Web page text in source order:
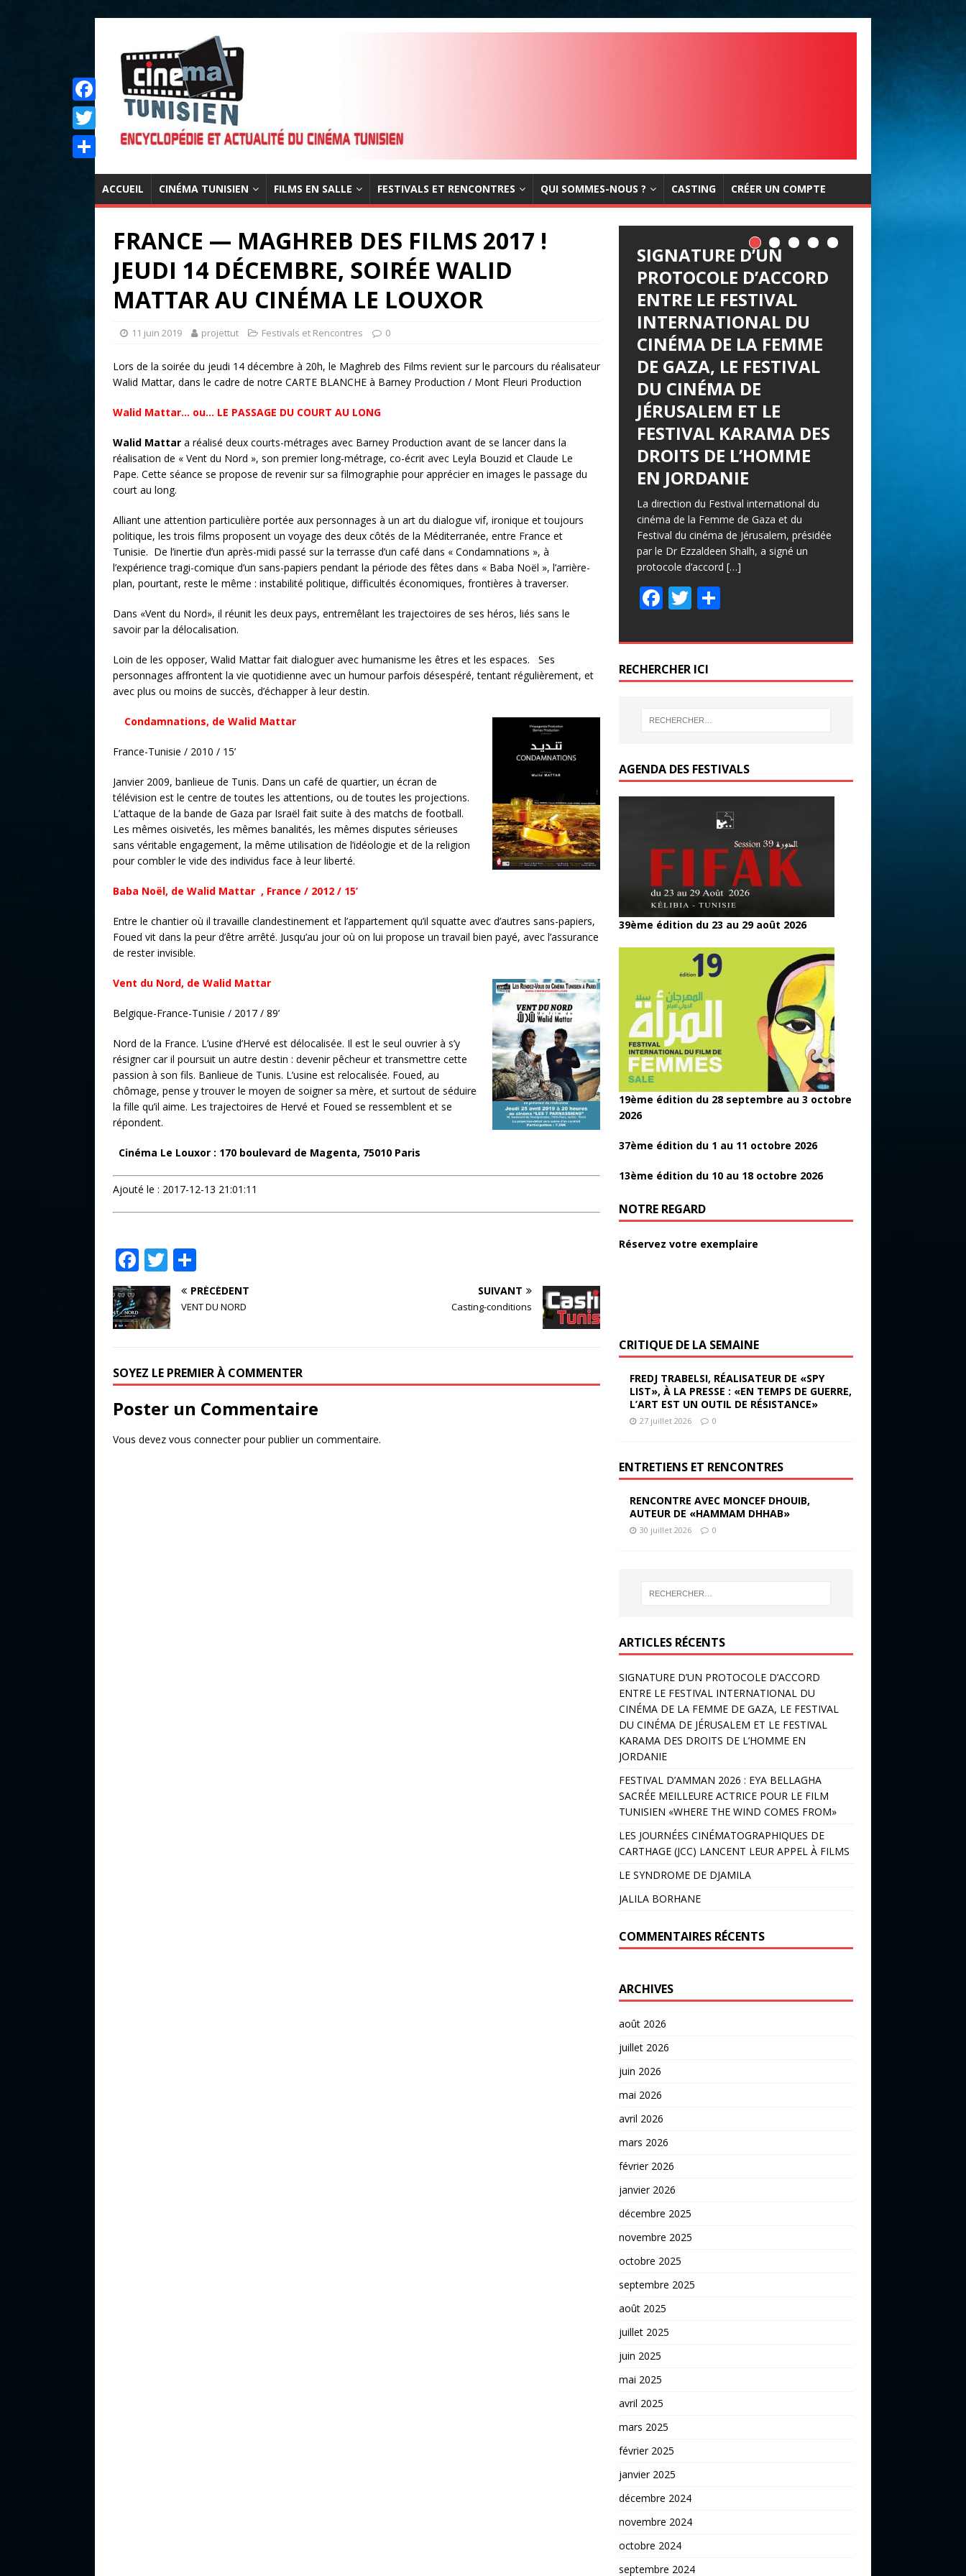
ACCUEIL CINÉMA TUNISIEN FILMS EN SALLE FESTIVALS ET RENCONTRES QUI SOMMES-NOUS ? CASTING CRÉER UN COMPTE
FRANCE — MAGHREB DES FILMS 2017 !
JEUDI 14 DÉCEMBRE, SOIRÉE WALID
MATTAR AU CINÉMA LE LOUXOR
11 juin 2019 projettut Festivals et Rencontres 0
Lors de la soirée du jeudi 14 décembre à 20h, le Maghreb des Films revient sur le parcours du réalisateur
Walid Mattar, dans le cadre de notre CARTE BLANCHE à Barney Production / Mont Fleuri Production
Walid Mattar… ou… LE PASSAGE DU COURT AU LONG
Walid Mattar a réalisé deux courts-métrages avec Barney Production avant de se lancer dans la
réalisation de « Vent du Nord », son premier long-métrage, co-écrit avec Leyla Bouzid et Claude Le
Pape. Cette séance se propose de revenir sur sa filmographie pour apprécier en images le passage du
court au long.
Alliant une attention particulière portée aux personnages à un art du dialogue vif, ironique et toujours
politique, les trois films proposent un voyage des deux côtés de la Méditerranée, entre France et
Tunisie. De l’inertie d’un après-midi passé sur la terrasse d’un café dans « Condamnations », à
l’expérience tragi-comique d’un sans-papiers pendant la période des fêtes dans « Baba Noël », l’arrière-
plan, pourtant, reste le même : instabilité politique, difficultés économiques, frontières à traverser.
Dans «Vent du Nord», il réunit les deux pays, entremêlant les trajectoires de ses héros, liés sans le
savoir par la délocalisation.
Loin de les opposer, Walid Mattar fait dialoguer avec humanisme les êtres et les espaces. Ses
personnages affrontent la vie quotidienne avec un humour parfois désespéré, tentant régulièrement, et
avec plus ou moins de succès, d’échapper à leur destin.
Condamnations, de Walid Mattar
France-Tunisie / 2010 / 15’
Janvier 2009, banlieue de Tunis. Dans un café de quartier, un écran de
télévision est le centre de toutes les attentions, ou de toutes les projections.
L’attaque de la bande de Gaza par Israël fait suite à des matchs de football.
Les mêmes oisivetés, les mêmes banalités, les mêmes disputes sérieuses
sans véritable engagement, la même utilisation de l’idéologie et de la religion
pour combler le vide des individus face à leur liberté.
Baba Noël, de Walid Mattar , France / 2012 / 15’
Entre le chantier où il travaille clandestinement et l’appartement qu’il squatte avec d’autres sans-papiers,
Foued vit dans la peur d’être arrêté. Jusqu’au jour où on lui propose un travail bien payé, avec l’assurance
de rester invisible.
Vent du Nord, de Walid Mattar
Belgique-France-Tunisie / 2017 / 89’
Nord de la France. L’usine d’Hervé est délocalisée. Il est le seul ouvrier à s’y
résigner car il poursuit un autre destin : devenir pêcheur et transmettre cette
passion à son fils. Banlieue de Tunis. L’usine est relocalisée. Foued, au
chômage, pense y trouver le moyen de soigner sa mère, et surtout de séduire
la fille qu’il aime. Les trajectoires de Hervé et Foued se ressemblent et se
répondent.
Cinéma Le Louxor : 170 boulevard de Magenta, 75010 Paris
Ajouté le : 2017-12-13 21:01:11
F
a
c
e
o
o
k
T
w
it
te
ar
ta
r
PRÉCÉDENT
VENT DU NORD
SUIVANT
Casting-conditions
SOYEZ LE PREMIER À COMMENTER
Poster un Commentaire
Vous devez vous connecterpour publier un commentaire.
F
a
c
T
SIGNATURE D’UN
PROTOCOLE D’ACCORD
ENTRE LE FESTIVAL
INTERNATIONAL DU
CINÉMA DE LA FEMME
DE GAZA, LE FESTIVAL
DU CINÉMA DE
JÉRUSALEM ET LE
FESTIVAL KARAMA DES
DROITS DE L’HOMME
EN JORDANIE
La direction du Festival international du
cinéma de la Femme de Gaza et du
Festival du cinéma de Jérusalem, présidée
par le Dr Ezzaldeen Shalh, a signé un
protocole d’accord […]
F
e
b
o
o
T
itt
er
P
ta
er
RECHERCHER ICI
AGENDA DES FESTIVALS
39ème édition du 23 au 29 août 2026
19ème édition du 28 septembre au 3 octobre
2026
37ème édition du 1 au 11 octobre 2026
13ème édition du 10 au 18 octobre 2026
NOTRE REGARD
Réservez votre exemplaire
CRITIQUE DE LA SEMAINE
FREDJ TRABELSI, RÉALISATEUR DE «SPY
LIST», À LA PRESSE : «EN TEMPS DE GUERRE,
L’ART EST UN OUTIL DE RÉSISTANCE»
27 juillet 2026 0
ENTRETIENS ET RENCONTRES
RENCONTRE AVEC MONCEF DHOUIB,
AUTEUR DE «HAMMAM DHHAB»
30 juillet 2026 0
ARTICLES RÉCENTS
SIGNATURE D’UN PROTOCOLE D’ACCORD
ENTRE LE FESTIVAL INTERNATIONAL DU
CINÉMA DE LA FEMME DE GAZA, LE FESTIVAL
DU CINÉMA DE JÉRUSALEM ET LE FESTIVAL
KARAMA DES DROITS DE L’HOMME EN
JORDANIE
FESTIVAL D’AMMAN 2026 : EYA BELLAGHA
SACRÉE MEILLEURE ACTRICE POUR LE FILM
TUNISIEN «WHERE THE WIND COMES FROM»
LES JOURNÉES CINÉMATOGRAPHIQUES DE
CARTHAGE (JCC) LANCENT LEUR APPEL À FILMS
LE SYNDROME DE DJAMILA
JALILA BORHANE
COMMENTAIRES RÉCENTS
ARCHIVES
août 2026
juillet 2026
juin 2026
mai 2026
avril 2026
mars 2026
février 2026
janvier 2026
décembre 2025
novembre 2025
octobre 2025
septembre 2025
août 2025
juillet 2025
juin 2025
mai 2025
avril 2025
mars 2025
février 2025
janvier 2025
décembre 2024
novembre 2024
octobre 2024
septembre 2024